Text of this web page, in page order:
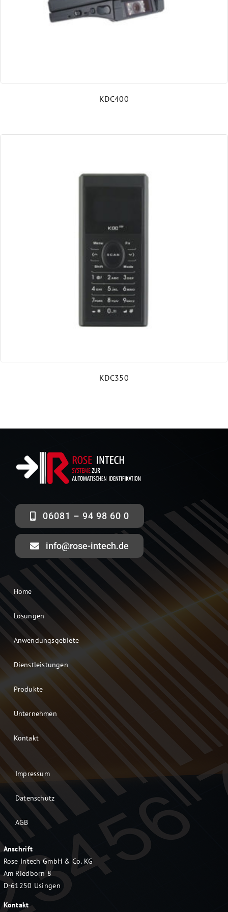
Anschlusstechnik – Systemintegration
Industrielle Kennzeichnungssysteme
Schutzgehäuse für Arbeitsplätze und Drucker
Druckköpfe, Verschleiß- und Ersatzteile
Barcode-Prüfgeräte und Kalibrierkarten
Umsetzer & Dongle
CoLOS® Software
NiceLabel Etikettensoftware
Abgekündigte Produkte
KDC400
KDC350
06081 – 94 98 60 0
info@rose-intech.de
Home
Lösungen
Anwendungsgebiete
Dienstleistungen
Produkte
Unternehmen
Kontakt
Impressum
Datenschutz
AGB
Anschrift
Rose Intech GmbH & Co. KG
Am Riedborn 8
D-61250 Usingen
Kontakt